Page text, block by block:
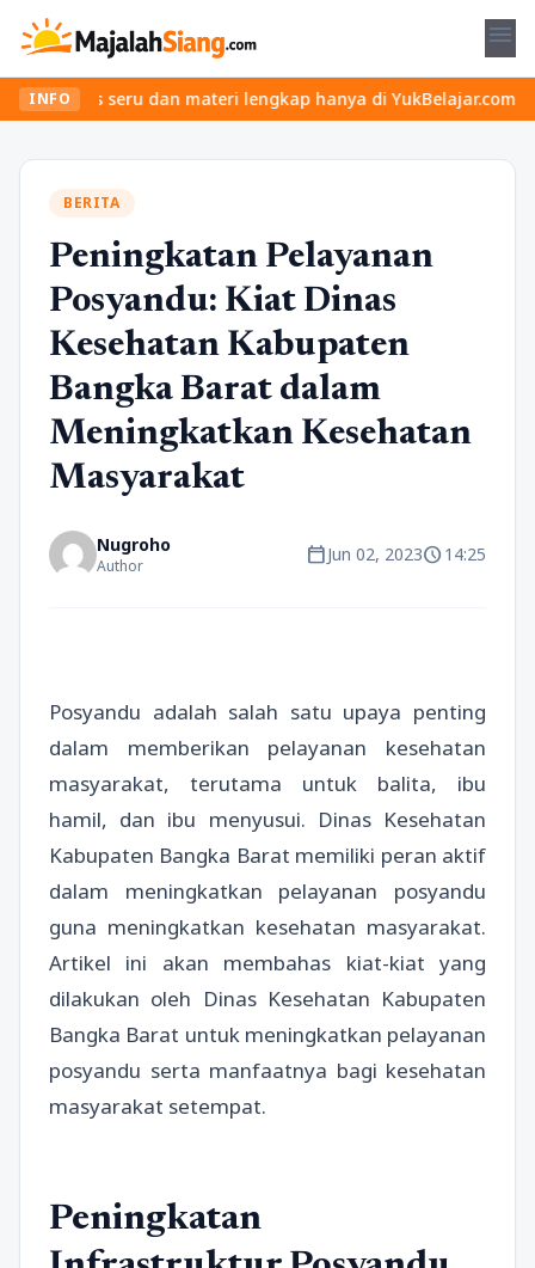
menu
INFO
seru dan materi lengkap hanya di YukBelajar.com. Mulai
BERITA
Peningkatan Pelayanan
Posyandu: Kiat Dinas
Kesehatan Kabupaten
Bangka Barat dalam
Meningkatkan Kesehatan
Masyarakat
Nugroho
Author calendar_todayJun 02, 2023schedule14:25
Posyandu adalah salah satu upaya penting
dalam memberikan pelayanan kesehatan
masyarakat, terutama untuk balita, ibu
hamil, dan ibu menyusui. Dinas Kesehatan
Kabupaten Bangka Barat memiliki peran aktif
dalam meningkatkan pelayanan posyandu
guna meningkatkan kesehatan masyarakat.
Artikel ini akan membahas kiat-kiat yang
dilakukan oleh Dinas Kesehatan Kabupaten
Bangka Barat untuk meningkatkan pelayanan
posyandu serta manfaatnya bagi kesehatan
masyarakat setempat.
Peningkatan